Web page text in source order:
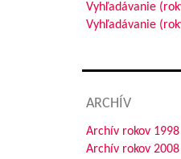
Vyhľadávanie
Vyhľadávanie
ARCHÍV
Archív rokov
Archív rokov